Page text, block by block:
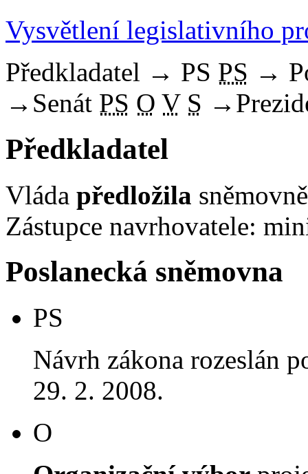
Vysvětlení legislativního
Předkladatel → PS PS →
→ Senát PS O V S →
Předkladatel
Vláda předložila
Zástupce navrhovatele:
Poslanecká sněmovna
PS
Návrh zákona rozeslán
29. 2. 2008.
O